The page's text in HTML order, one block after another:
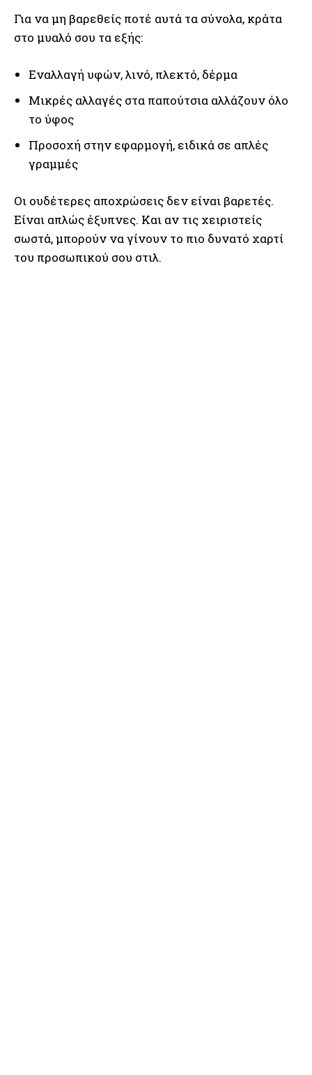
Για να μη βαρεθείς ποτέ αυτά τα σύνολα, κράτα
στο μυαλό σου τα εξής:
Εναλλαγή υφών, λινό, πλεκτό, δέρμα
Μικρές αλλαγές στα παπούτσια αλλάζουν όλο
το ύφος
Προσοχή στην εφαρμογή, ειδικά σε απλές
γραμμές
Οι ουδέτερες αποχρώσεις δεν είναι βαρετές.
Είναι απλώς έξυπνες. Και αν τις χειριστείς
σωστά, μπορούν να γίνουν το πιο δυνατό χαρτί
του προσωπικού σου στιλ.